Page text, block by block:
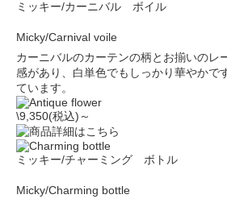
ミッキー/カーニバル ボイル
Micky/Carnival voile
カーニバルのカーテンの柄とお揃いのレ
感があり、白単色でもしっかり華やかで
ています。
\9,350(税込)～
ミッキー/チャーミング ボトル
Micky/Charming bottle